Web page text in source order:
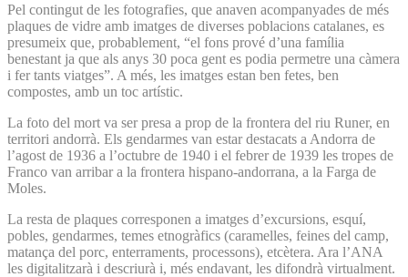
Pel contingut de les fotografies, que anaven acompanyades de més
plaques de vidre amb imatges de diverses poblacions catalanes, es
presumeix que, probablement, “el fons prové d’una família
benestant ja que als anys 30 poca gent es podia permetre una càmera
i fer tants viatges”. A més, les imatges estan ben fetes, ben
compostes, amb un toc artístic.
La foto del mort va ser presa a prop de la frontera del riu Runer, en
territori andorrà. Els gendarmes van estar destacats a Andorra de
l’agost de 1936 a l’octubre de 1940 i el febrer de 1939 les tropes de
Franco van arribar a la frontera hispano-andorrana, a la Farga de
Moles.
La resta de plaques corresponen a imatges d’excursions, esquí,
pobles, gendarmes, temes etnogràfics (caramelles, feines del camp,
matança del porc, enterraments, processons), etcètera. Ara l’ANA
les digitalitzarà i descriurà i, més endavant, les difondrà virtualment.